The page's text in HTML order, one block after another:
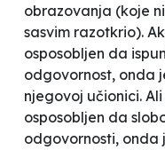
obrazovanja (koje
sasvim razotkrio).
osposobljen da
odgovornost, onda
njegovoj učionici.
osposobljen da
odgovornosti, onda